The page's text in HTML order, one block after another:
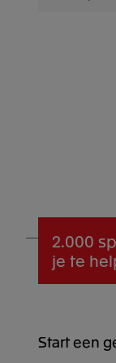
2.000
je te
Start een